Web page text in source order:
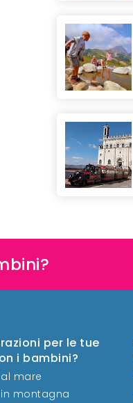
per le tue
i bambini?
mare
montagna